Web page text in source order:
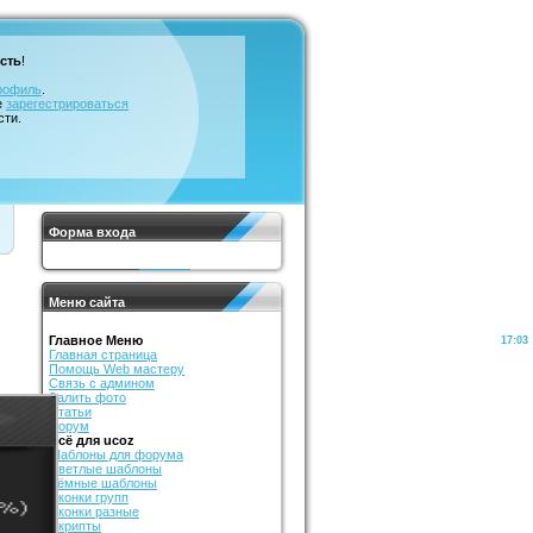
!
зарегестрироваться
Форма входа
Меню сайта
Главное Меню
Главная страница
Помощь Web мастеру
Связь с админом
Залить фото
Статьи
Форум
Всё для ucoz
Шаблоны для форума
Светлые шаблоны
Тёмные шаблоны
Иконки групп
Иконки разные
Скрипты
17:03